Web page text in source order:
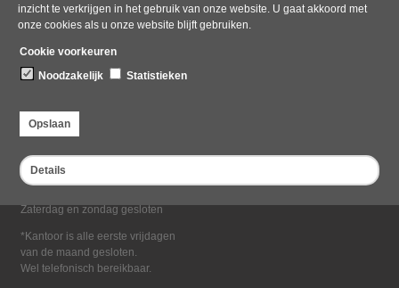
inzicht te verkrijgen in het gebruik van onze website. U gaat akkoord met
onze cookies als u onze website blijft gebruiken.
Cookie voorkeuren
Noodzakelijk
Statistieken
Opslaan
Details
Bezoekadres
Dampten 2, 1624 NR Hoorn
Postbus 2095, 1620 EB Hoorn
Openingstijden kantoor
Maandag tot en met vrijdag*
van 08:00 tot 16:30
Zaterdag en zondag gesloten
*Kantoor is alle eerste vrijdagen
van de maand gesloten.
Wel telefonisch bereikbaar.